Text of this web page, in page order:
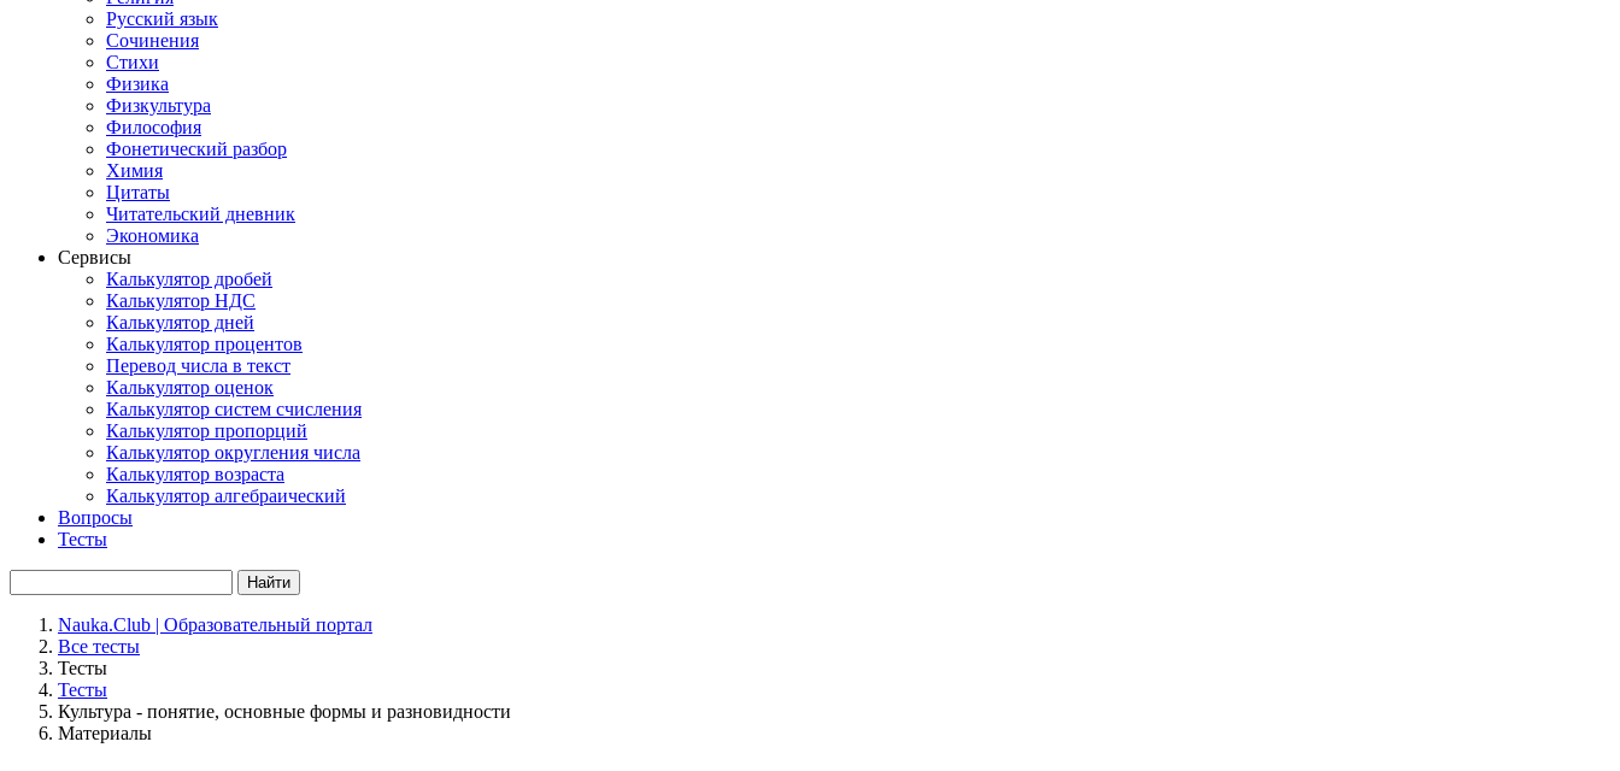
Русский язык
Сочинения
Стихи
Физика
Физкультура
Философия
Фонетический разбор
Химия
Цитаты
Читательский дневник
Экономика
Сервисы
Калькулятор дробей
Калькулятор НДС
Калькулятор дней
Калькулятор процентов
Перевод числа в текст
Калькулятор оценок
Калькулятор систем счисления
Калькулятор пропорций
Калькулятор округления числа
Калькулятор возраста
Калькулятор алгебраический
Вопросы
Тесты
Найти
Nauka.Club | Образовательный портал
Все тесты
Тесты
Тесты
Культура - понятие, основные формы и разновидности
Материалы